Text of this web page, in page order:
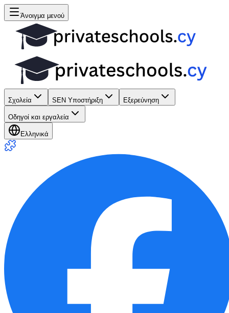
Άνοιγμα μενού
Σχολεία SEN Υποστήριξη Εξερεύνηση
Οδηγοί και εργαλεία
Ελληνικά